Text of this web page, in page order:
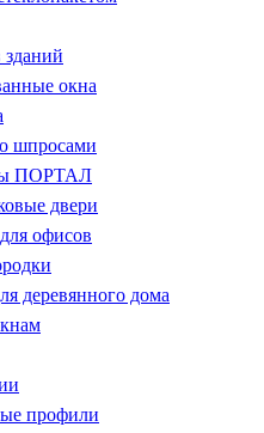
зданий
окна
шпросами
ПОРТАЛ
двери
офисов
деревянного дома
профили